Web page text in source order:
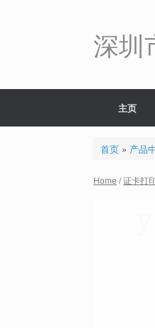
深圳
主页
首页» 产品
Home /证卡打